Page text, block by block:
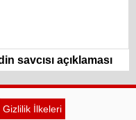
savcısı açıklaması
Gizlilik İlkeleri